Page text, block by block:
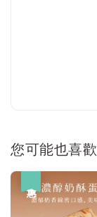
您可能也喜歡